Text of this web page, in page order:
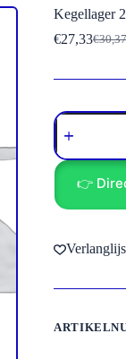
Kegellager
€30,37
was:
€27,33
is:
Kegellager
aantal
👉